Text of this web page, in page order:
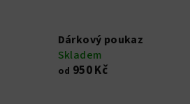
Dárkový poukaz
Skladem
od 950 Kč